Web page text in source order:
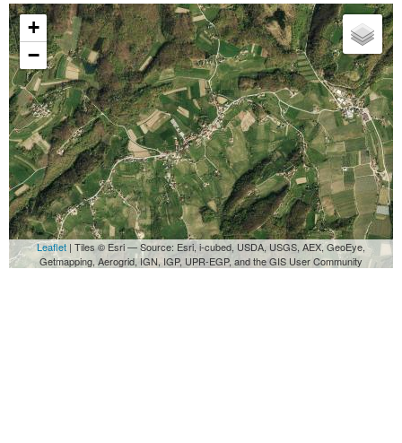
+
−
Leaflet | Tiles © Esri — Source: Esri, i-cubed, USDA, USGS, AEX, GeoEye,
Getmapping, Aerogrid, IGN, IGP, UPR-EGP, and the GIS User Community